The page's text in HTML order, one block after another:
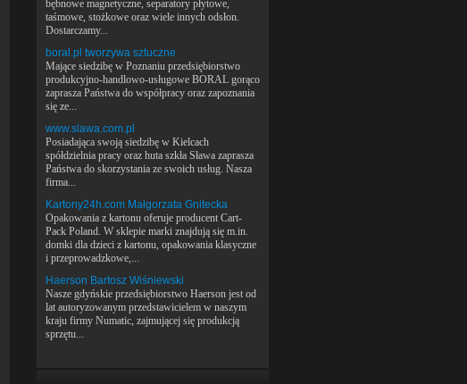
bębnowe magnetyczne, separatory płytowe,
taśmowe, stożkowe oraz wiele innych odsłon.
Dostarczamy...
boral.pl tworzywa sztuczne
Mające siedzibę w Poznaniu przedsiębiorstwo
produkcyjno-handlowo-usługowe BORAL gorąco
zaprasza Państwa do współpracy oraz zapoznania
się ze...
www.slawa.com.pl
Posiadająca swoją siedzibę w Kielcach
spółdzielnia pracy oraz huta szkła Sława zaprasza
Państwa do skorzystania ze swoich usług. Nasza
firma...
Kartony24h.com Małgorzata Gnitecka
Opakowania z kartonu oferuje producent Cart-
Pack Poland. W sklepie marki znajdują się m.in.
domki dla dzieci z kartonu, opakowania klasyczne
i przeprowadzkowe,...
Haerson Bartosz Wiśniewski
Nasze gdyńskie przedsiębiorstwo Haerson jest od
lat autoryzowanym przedstawicielem w naszym
kraju firmy Numatic, zajmującej się produkcją
sprzętu...